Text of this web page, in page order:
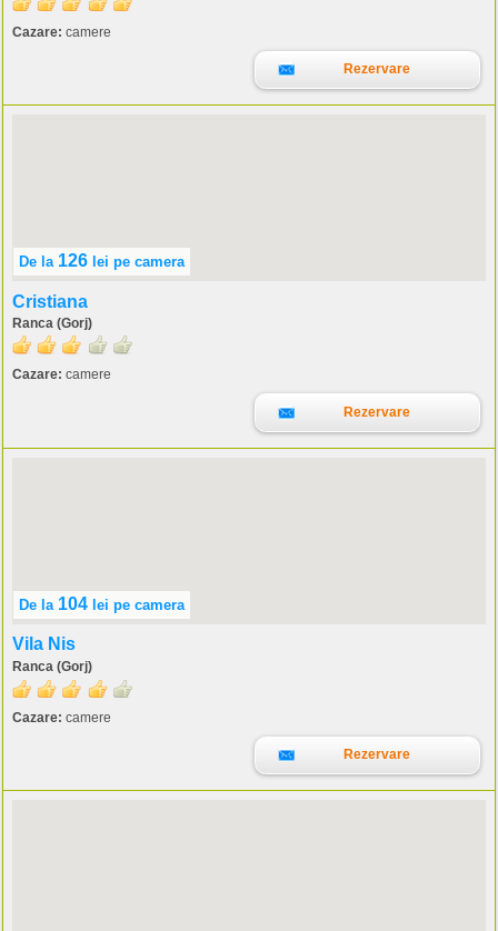
Cazare: camere
Rezervare
De la 126 lei pe camera
Cristiana
Ranca (Gorj)
Cazare: camere
Rezervare
De la 104 lei pe camera
Vila Nis
Ranca (Gorj)
Cazare: camere
Rezervare